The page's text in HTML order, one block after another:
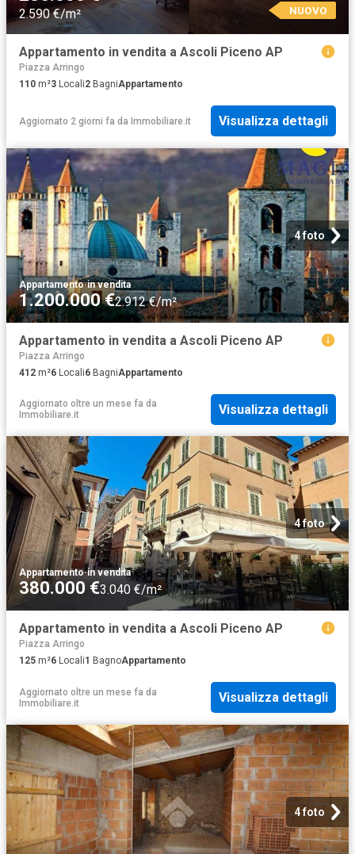
2.590 €/m² NUOVO
Appartamento in vendita a Ascoli Piceno AP
Piazza Arringo
110 m²3 Locali2 BagniAppartamento
Aggiornato 2 giorni fa da Immobiliare.it Visualizza dettagli
4 foto
Appartamento·in vendita
1.200.000 €2.912 €/m²
Appartamento in vendita a Ascoli Piceno AP
Piazza Arringo
412 m²6 Locali6 BagniAppartamento
Aggiornato oltre un mese fa da
Immobiliare.it
Visualizza dettagli
4 foto
Appartamento·in vendita
380.000 €3.040 €/m²
Appartamento in vendita a Ascoli Piceno AP
Piazza Arringo
125 m²6 Locali1 BagnoAppartamento
Aggiornato oltre un mese fa da
Immobiliare.it
Visualizza dettagli
4 foto